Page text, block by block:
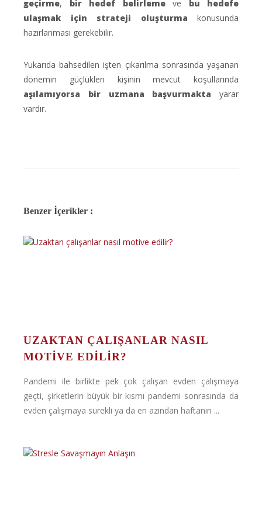
geçirme, bir hedef belirleme ve
bu hedefe
ulaşmak için strateji oluşturma konusunda
hazırlanması gerekebilir.
Yukarıda bahsedilen işten çıkarılma sonrasında yaşanan
dönemin güçlükleri kişinin mevcut koşullarında
aşılamıyorsa bir uzmana başvurmakta yarar
vardır.
Benzer İçerikler :
UZAKTAN ÇALIŞANLAR NASIL
MOTIVE EDILIR?
Pandemi ile birlikte pek çok çalışan evden çalışmaya
geçti, şirketlerin büyük bir kısmı pandemi sonrasında da
evden çalışmaya sürekli ya da en azından haftanın ...